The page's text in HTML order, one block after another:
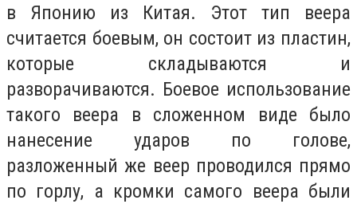
в Японию из Китая. Этот тип веера
считается боевым, он состоит из пластин,
которые складываются и
разворачиваются. Боевое использование
такого веера в сложенном виде было
нанесение ударов по голове,
разложенный же веер проводился прямо
по горлу, а кромки самого веера были